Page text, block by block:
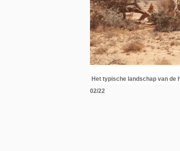
Het typische landschap van de
02/22